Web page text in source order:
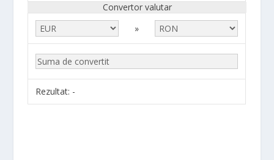
Convertor valutar
»
Rezultat: -